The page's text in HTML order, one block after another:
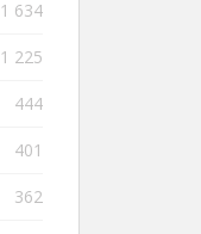
1 634
1 225
444
401
362